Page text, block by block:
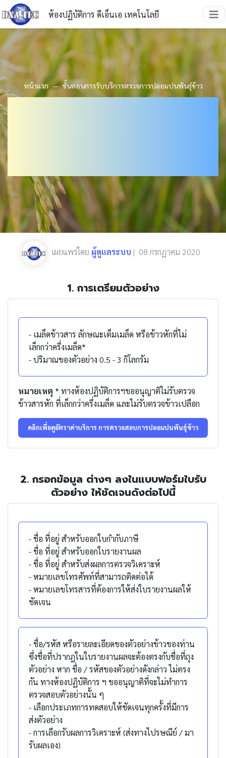
ห้องปฏิบัติการ ดีเอ็นเอ เทคโนโลยี
หน้าแรก ขั้นตอนการรับบริการตรวจการปลอมปนพันธุ์ข้าว
เผยแพร่โดย ผู้ดูแลระบบ | 08 กรกฏาคม 2020
1. การเตรียมตัวอย่าง
- เมล็ดข้าวสาร ลักษณะเต็มเมล็ด หรือข้าวหักที่ไม่
เล็กกว่าครึ่งเมล็ด*
- ปริมาณของตัวอย่าง 0.5 - 3 กิโลกรัม
หมายเหตุ * ทางห้องปฏิบัติการฯขออนุญาติไม่รับตรวจ
ข้าวสารหัก ที่เล็กกว่าครึ่งเมล็ด และไม่รับตรวจข้าวเปลือก
คลิกเพื่อดูอัตราค่าบริการ การตรวจสอบการปลอมปนพันธุ์ข้าว
2. กรอกข้อมูล ต่างๆ ลงในแบบฟอร์มใบรับ
ตัวอย่าง ให้ชัดเจนดังต่อไปนี้
- ชื่อ ที่อยู่ สำหรับออกใบกำกับภาษี
- ชื่อ ที่อยู่ สำหรับออกใบรายงานผล
- ชื่อ ที่อยู่ สำหรับส่งผลการตรวจวิเคราะห์
- หมายเลขโทรศัพท์ที่สามารถติดต่อได้
- หมายเลขโทรสารที่ต้องการให้ส่งใบรายงานผลให้
ชัดเจน
- ชื่อ/รหัส หรือรายละเอียดของตัวอย่างข้าวของท่าน
ซึ่งชื่อที่ปรากฎในใบรายงานผลจะต้องตรงกับชื่อที่ถุง
ตัวอย่าง หาก ชื่อ / รหัสของตัวอย่างดังกล่าว ไม่ตรง
กัน ทางห้องปฏิบัติการ ฯ ขออนุญาติที่จะไม่ทำการ
ตรวจสอบตัวอย่างนั้น ๆ
- เลือกประเภทการทดสอบให้ชัดเจนทุกครั้งที่มีการ
ส่งตัวอย่าง
- การเลือกรับผลการวิเคราะห์ (ส่งทางไปรษณีย์ / มา
รับผลเอง)